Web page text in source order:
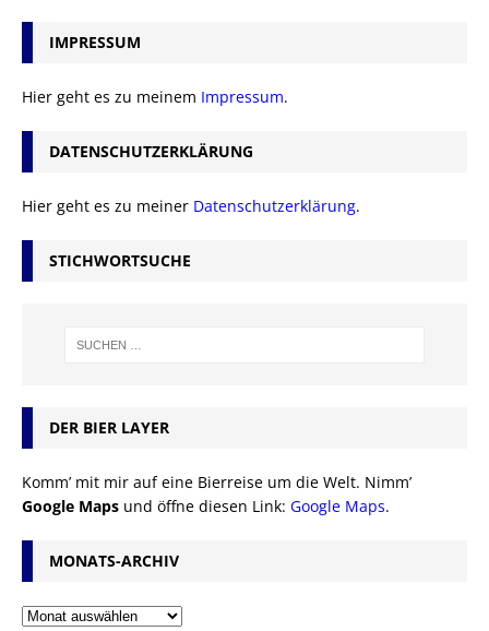
IMPRESSUM
Hier geht es zu meinem Impressum.
DATENSCHUTZERKLÄRUNG
Hier geht es zu meiner Datenschutzerklärung.
STICHWORTSUCHE
DER BIER LAYER
Komm’ mit mir auf eine Bierreise um die Welt. Nimm’
Google Maps und öffne diesen Link: Google Maps.
MONATS-ARCHIV